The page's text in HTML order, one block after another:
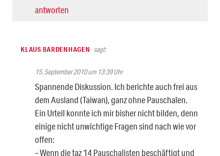
antworten
KLAUS BARDENHAGEN sagt:
15. September 2010 um 13:39 Uhr
Spannende Diskussion. Ich berichte auch frei aus
dem Ausland (Taiwan), ganz ohne Pauschalen.
Ein Urteil konnte ich mir bisher nicht bilden, denn
einige nicht unwichtige Fragen sind nach wie vor
offen:
– Wenn die taz 14 Pauschalisten beschäftigt und